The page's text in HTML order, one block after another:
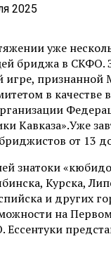
2025
уже
бриджа в СКФО.
игре,
в качестве
Кавказа».Уже
от 13
знатоки
Курска,
и других
на